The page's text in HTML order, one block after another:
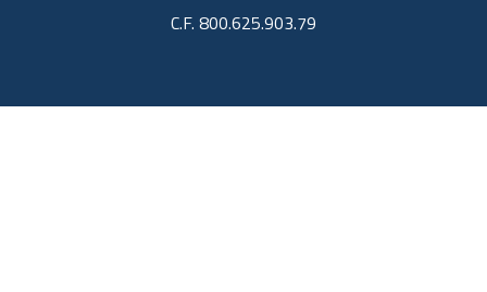
C.F. 800.625.903.79